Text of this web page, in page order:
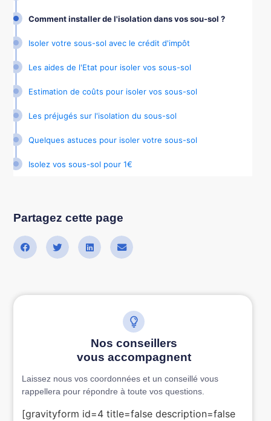
Comment installer de l'isolation dans vos sou-sol ?
Isoler votre sous-sol avec le crédit d'impôt
Les aides de l'Etat pour isoler vos sous-sol
Estimation de coûts pour isoler vos sous-sol
Les préjugés sur l'isolation du sous-sol
Quelques astuces pour isoler votre sous-sol
Isolez vos sous-sol pour 1€
Partagez cette page
Nos conseillers
vous accompagnent
Laissez nous vos coordonnées et un conseillé vous
rappellera pour répondre à toute vos questions.
[gravityform id=4 title=false description=false